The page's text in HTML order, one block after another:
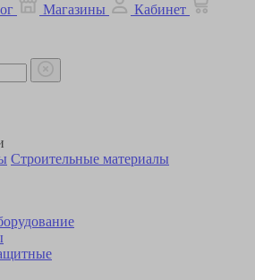
Магазины
Кабинет
Строительные материалы